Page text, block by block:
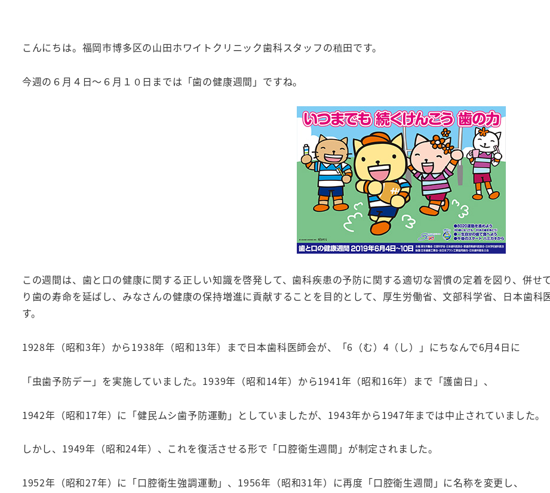
こんにちは。福岡市博多区の山田ホワイトクリニック歯科スタッフの稙田です。
今週の６月４日～６月１０日までは「歯の健康週間」ですね。
この週間は、歯と口の健康に関する正しい知識を啓発して、歯科疾患の予防に関する適切な習慣の定着を図り、併
り歯の寿命を延ばし、みなさんの健康の保持増進に貢献することを目的として、厚生労働省、文部科学省、日本歯
す。
1928年（昭和3年）から1938年（昭和13年）まで日本歯科医師会が、「6 （む） 4 （し）」にちなんで6月4日に
「虫歯予防デー」を実施していました。 1939年（昭和14年）から1941年（昭和16年）まで「護歯日」、
1942年（昭和17年）に「健民ムシ歯予防運動」としていましたが、 1943年から1947年までは中止されていました。
しかし、 1949年（昭和24年）、これを復活させる形で「口腔衛生週間」が制定されました。
1952年（昭和27年）に「口腔衛生強調運動」、 1956年（昭和31年）に再度「口腔衛生週間」に名称を変更し、